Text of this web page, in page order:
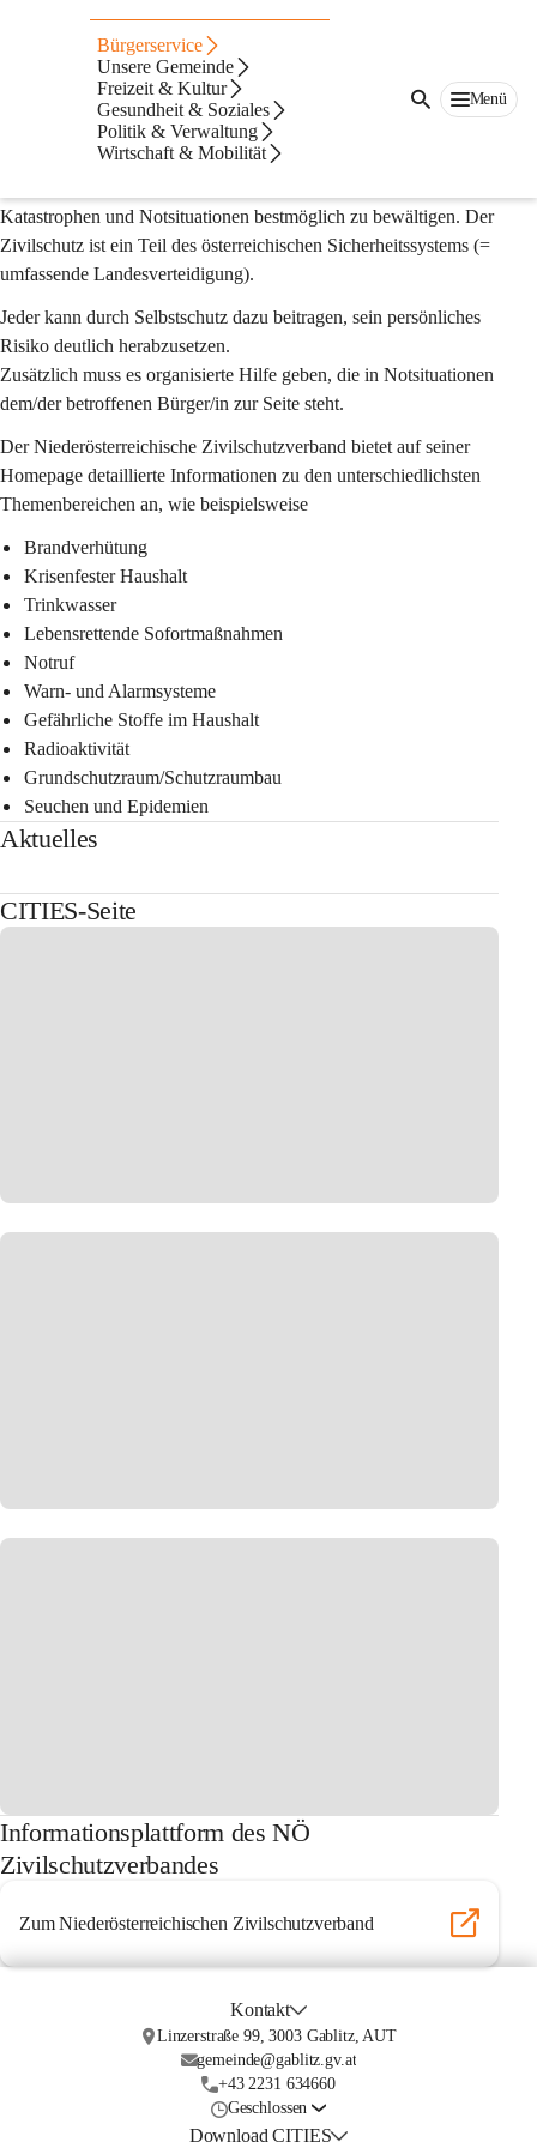
Bürgerservice
Unsere Gemeinde
Freizeit & Kultur
Gesundheit & Soziales
Politik & Verwaltung
Wirtschaft & Mobilität
Menü
Zivilschutz
Information
Der Schutz des Menschen ist vorrangiges Ziel des Zivilschutzes.
Katastrophen und Notsituationen bestmöglich zu bewältigen. Der
Zivilschutz ist ein Teil des österreichischen Sicherheitssystems (=
umfassende Landesverteidigung).
Jeder kann durch Selbstschutz dazu beitragen, sein persönliches
Risiko deutlich herabzusetzen.
Zusätzlich muss es organisierte Hilfe geben, die in Notsituationen
dem/der betroffenen Bürger/in zur Seite steht.
Der Niederösterreichische Zivilschutzverband bietet auf seiner
Homepage detaillierte Informationen zu den unterschiedlichsten
Themenbereichen an, wie beispielsweise
Brandverhütung
Krisenfester Haushalt
Trinkwasser
Lebensrettende Sofortmaßnahmen
Notruf
Warn- und Alarmsysteme
Gefährliche Stoffe im Haushalt
Radioaktivität
Grundschutzraum/Schutzraumbau
Seuchen und Epidemien
Aktuelles
CITIES-Seite
Informationsplattform des NÖ
Zivilschutzverbandes
Zum Niederösterreichischen Zivilschutzverband
Kontakt
Linzerstraße 99, 3003 Gablitz, AUT
gemeinde@gablitz.gv.at
+43 2231 634660
Geschlossen
Download CITIES